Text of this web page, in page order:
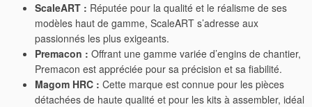
ScaleART : Réputée pour la qualité et le réalisme de ses
modèles haut de gamme, ScaleART s’adresse aux
passionnés les plus exigeants.
Premacon : Offrant une gamme variée d’engins de chantier,
Premacon est appréciée pour sa précision et sa fiabilité.
Magom HRC : Cette marque est connue pour les pièces
détachées de haute qualité et pour les kits à assembler, idéal